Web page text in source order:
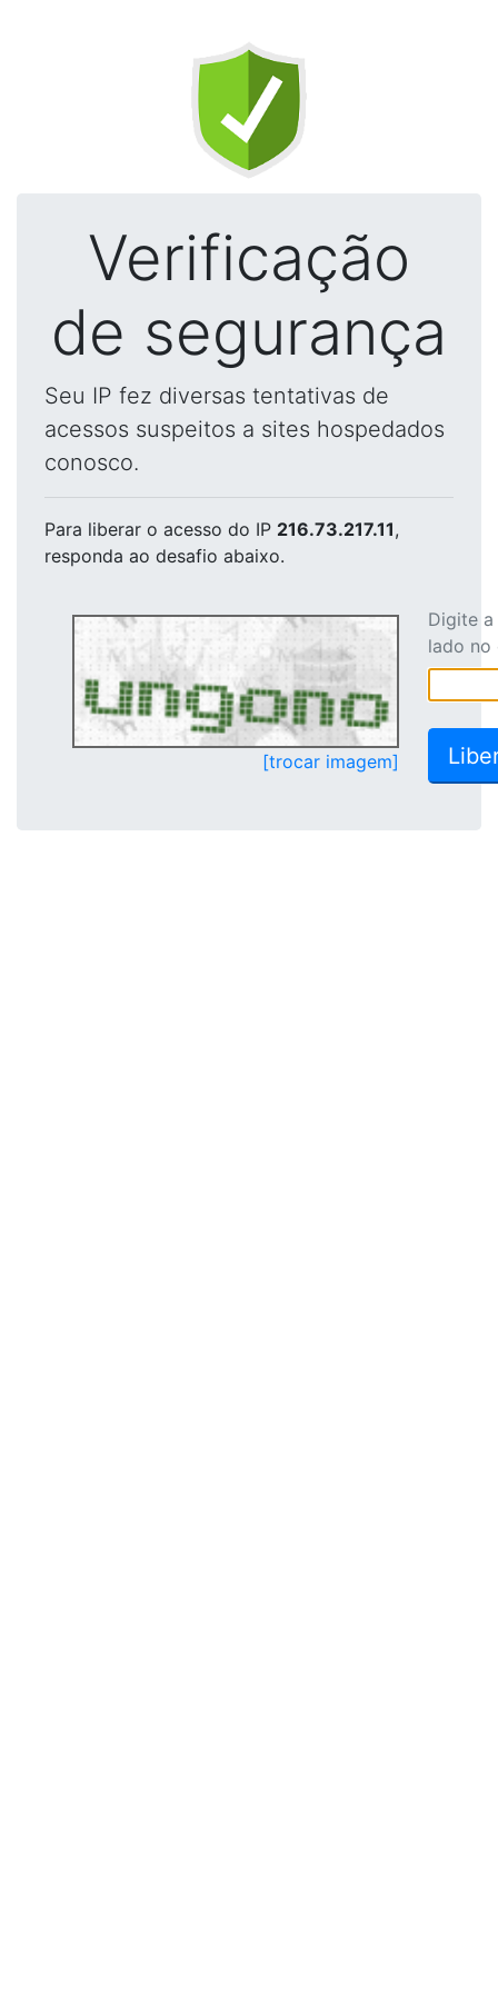
Verificação
de segurança
Seu IP fez diversas tentativas de
acessos suspeitos a sites hospedados
conosco.
Para liberar o acesso do IP 216.73.217.11,
responda ao desafio abaixo.
[trocar imagem]
Digite
lado no